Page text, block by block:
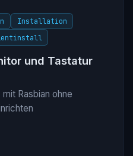
Installation
und Tastatur
Rasbian ohne